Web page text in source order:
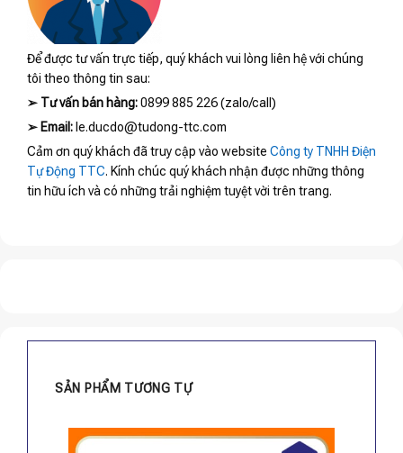
Để được tư vấn trực tiếp, quý khách vui lòng liên hệ với chúng
tôi theo thông tin sau:
➢ Tư vấn bán hàng:0899 885 226 (zalo/call)
➢ Email: le.ducdo@tudong-ttc.com
Cảm ơn quý khách đã truy cập vào website Công ty TNHH Điện
Tự Động TTC. Kính chúc quý khách nhận được những thông
tin hữu ích và có những trải nghiệm tuyệt vời trên trang.
SẢN PHẨM TƯƠNG TỰ